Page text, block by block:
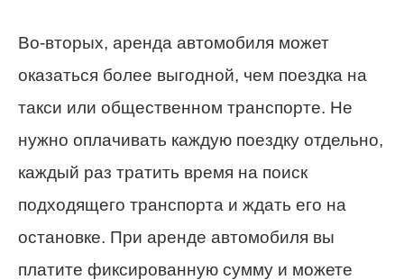
Во-вторых, аренда автомобиля может
оказаться более выгодной, чем поездка на
такси или общественном транспорте. Не
нужно оплачивать каждую поездку отдельно,
каждый раз тратить время на поиск
подходящего транспорта и ждать его на
остановке. При аренде автомобиля вы
платите фиксированную сумму и можете